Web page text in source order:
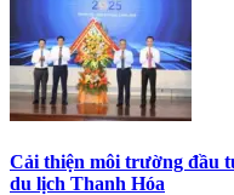
Cải thiện môi trường đầu
du lịch Thanh Hóa